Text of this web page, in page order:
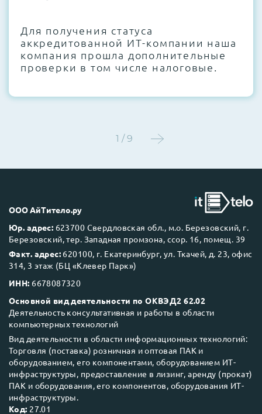
Этап 4:Стресс-тестирование под 100%
нагрузкой в течение 72 часов для
проверки стабильности всех подсистем
Next Business Day (NBD)
Для получения статуса
аккредитованной ИТ-компании наша
компания прошла дополнительные
проверки в том числе налоговые.
1 / 9
ООО АйТитело.ру
Юр. адрес: 623700 Свердловская обл., м.о. Березовский, г.
Березовский, тер. Западная промзона, ссор. 16, помещ. 39
Факт. адрес: 620100, г. Екатеринбург, ул. Ткачей, д. 23, офис
314, 3 этаж (БЦ «Клевер Парк»)
ИНН: 6678087320
Основной вид деятельности по ОКВЭД2 62.02
Деятельность консультативная и работы в области
компьютерных технологий
Вид деятельности в области информационных технологий:
Торговля (поставка) розничная и оптовая ПАК и
оборудованием, его компонентами, оборудованием ИТ-
инфраструктуры, предоставление в лизинг, аренду (прокат)
ПАК и оборудования, его компонентов, оборудования ИТ-
инфраструктуры.
Код: 27.01